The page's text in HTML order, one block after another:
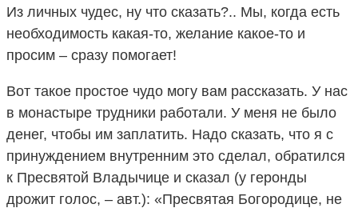
Из личных чудес, ну что сказать?.. Мы, когда есть
необходимость какая-то, желание какое-то и
просим – сразу помогает!
Вот такое простое чудо могу вам рассказать. У нас
в монастыре трудники работали. У меня не было
денег, чтобы им заплатить. Надо сказать, что я с
принуждением внутренним это сделал, обратился
к Пресвятой Владычице и сказал (у геронды
дрожит голос, – авт.): «Пресвятая Богородице, не